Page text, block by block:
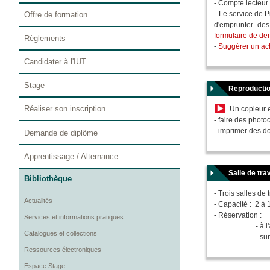
- Compte
- Le service de
d'emprunter
formulaire de
-Suggérer un
Un copieur
- faire des
- imprimer des
Salle de
- Trois salles de
- Capacité : 2 à
- Réservation :
- à
- sur place
Offre de formation
Règlements
Candidater à l'IUT
Stage
Réaliser son inscription
Demande de diplôme
Apprentissage / Alternance
Bibliothèque
Actualités
Services et informations pratiques
Catalogues et collections
Ressources électroniques
Espace Stage